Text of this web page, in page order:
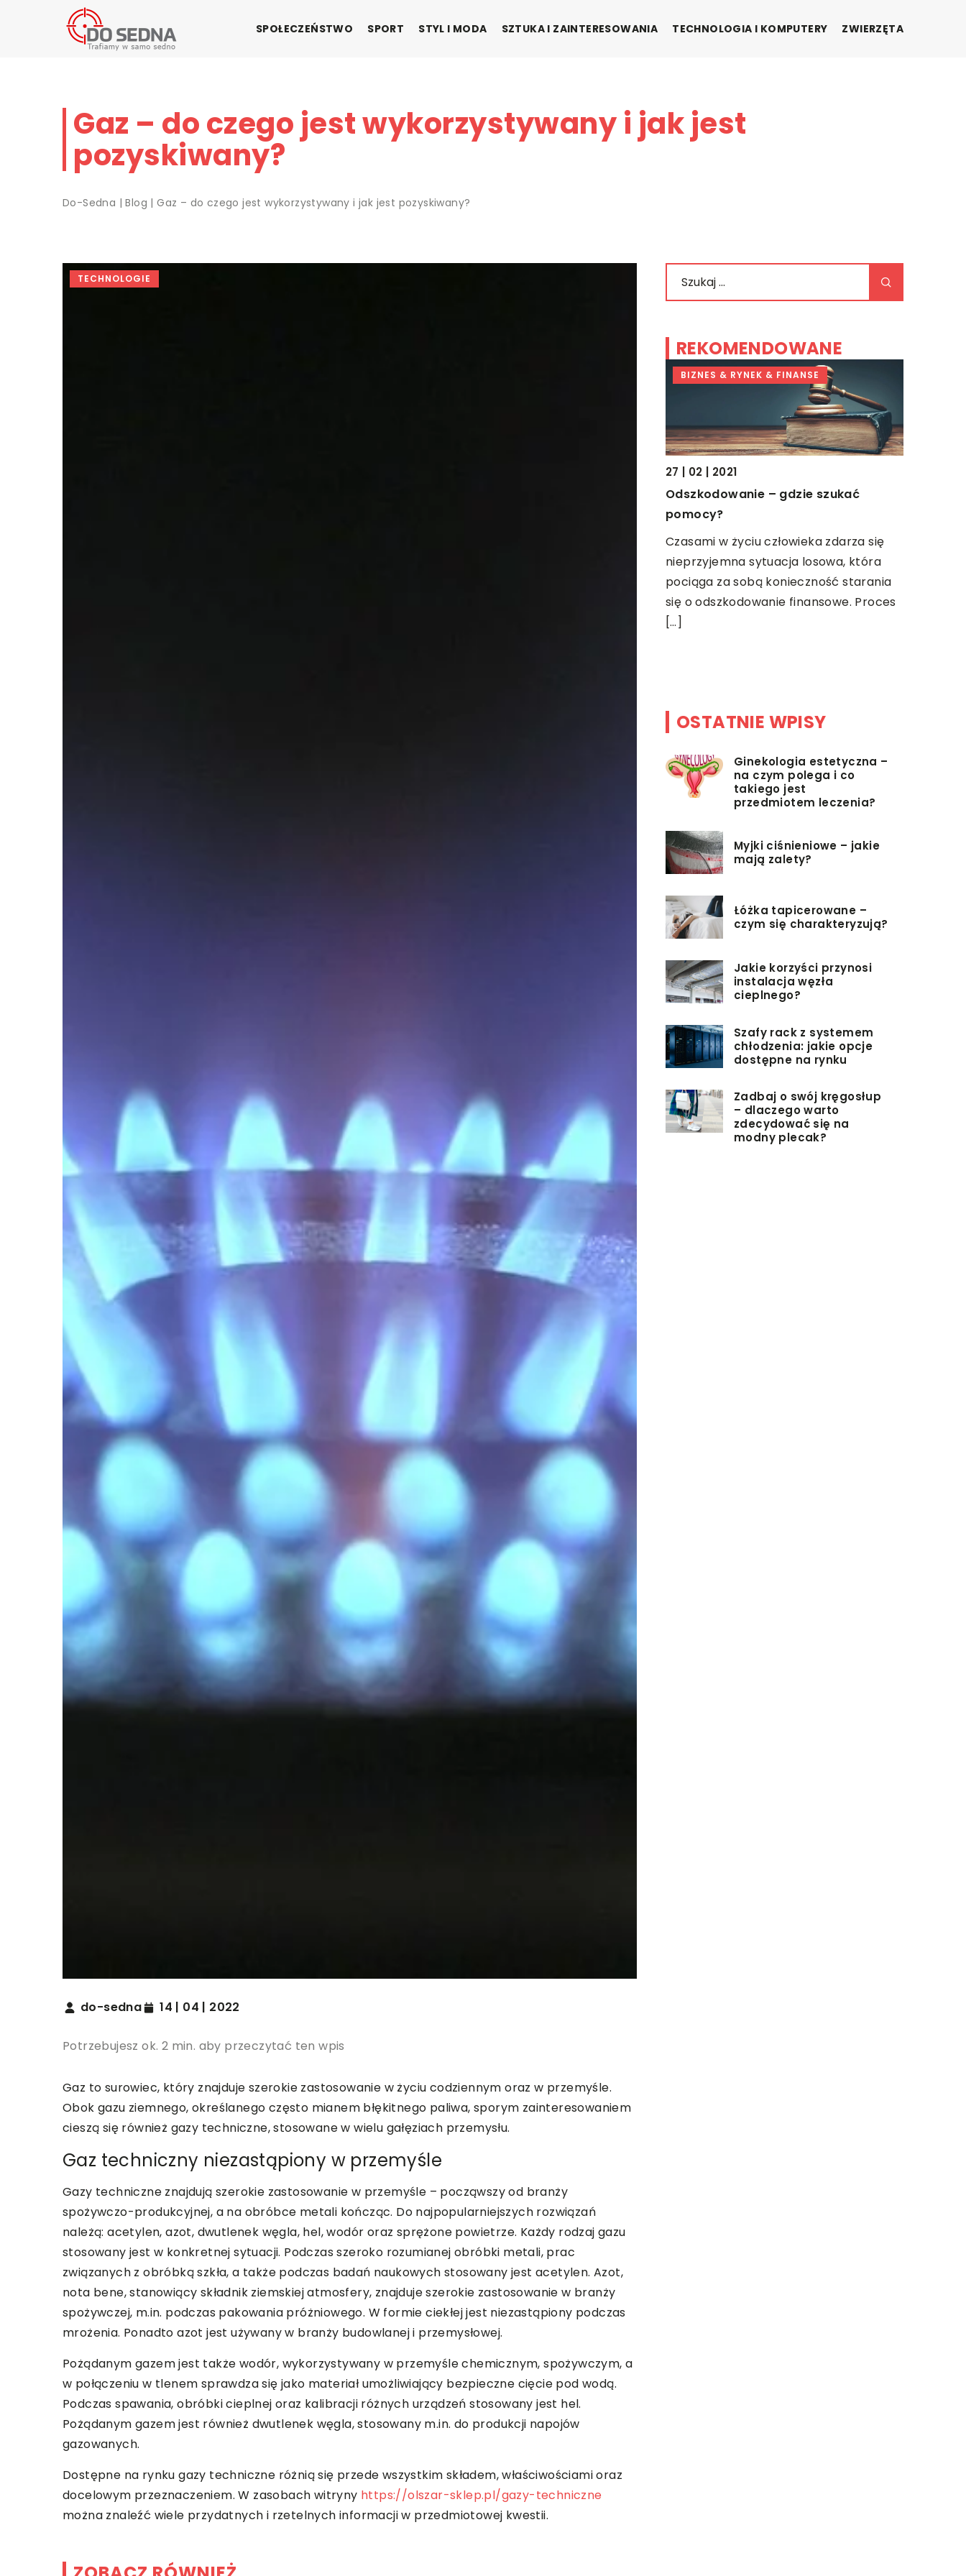
SPOŁECZEŃSTWO SPORT STYL I MODA SZTUKA I ZAINTERESOWANIA TECHNOLOGIA I KOMPUTERY ZWIERZĘTA
Gaz – do czego jest wykorzystywany i jak jest
pozyskiwany?
Do-Sedna |Blog |Gaz – do czego jest wykorzystywany i jak jest pozyskiwany?
TECHNOLOGIE
do-sedna 14 | 04 | 2022
Potrzebujesz ok. 2 min. aby przeczytać ten wpis
Gaz to surowiec, który znajduje szerokie zastosowanie w życiu codziennym oraz w przemyśle.
Obok gazu ziemnego, określanego często mianem błękitnego paliwa, sporym zainteresowaniem
cieszą się również gazy techniczne, stosowane w wielu gałęziach przemysłu.
Gaz techniczny niezastąpiony w przemyśle
Gazy techniczne znajdują szerokie zastosowanie w przemyśle – począwszy od branży
spożywczo-produkcyjnej, a na obróbce metali kończąc. Do najpopularniejszych rozwiązań
należą: acetylen, azot, dwutlenek węgla, hel, wodór oraz sprężone powietrze. Każdy rodzaj gazu
stosowany jest w konkretnej sytuacji. Podczas szeroko rozumianej obróbki metali, prac
związanych z obróbką szkła, a także podczas badań naukowych stosowany jest acetylen. Azot,
nota bene, stanowiący składnik ziemskiej atmosfery, znajduje szerokie zastosowanie w branży
spożywczej, m.in. podczas pakowania próżniowego. W formie ciekłej jest niezastąpiony podczas
mrożenia. Ponadto azot jest używany w branży budowlanej i przemysłowej.
Pożądanym gazem jest także wodór, wykorzystywany w przemyśle chemicznym, spożywczym, a
w połączeniu w tlenem sprawdza się jako materiał umożliwiający bezpieczne cięcie pod wodą.
Podczas spawania, obróbki cieplnej oraz kalibracji różnych urządzeń stosowany jest hel.
Pożądanym gazem jest również dwutlenek węgla, stosowany m.in. do produkcji napojów
gazowanych.
Dostępne na rynku gazy techniczne różnią się przede wszystkim składem, właściwościami oraz
docelowym przeznaczeniem. W zasobach witryny https://olszar-sklep.pl/gazy-techniczne
można znaleźć wiele przydatnych i rzetelnych informacji w przedmiotowej kwestii.
REKOMENDOWANE
BIZNES & RYNEK & FINANSE
27 | 02 | 2021
Odszkodowanie – gdzie szukać
pomocy?
Czasami w życiu człowieka zdarza się
nieprzyjemna sytuacja losowa, która
pociąga za sobą konieczność starania
się o odszkodowanie finansowe. Proces
[…]
OSTATNIE WPISY
Ginekologia estetyczna –
na czym polega i co
takiego jest
przedmiotem leczenia?
Myjki ciśnieniowe – jakie
mają zalety?
Łóżka tapicerowane –
czym się charakteryzują?
Jakie korzyści przynosi
instalacja węzła
cieplnego?
Szafy rack z systemem
chłodzenia: jakie opcje
dostępne na rynku
Zadbaj o swój kręgosłup
– dlaczego warto
zdecydować się na
modny plecak?